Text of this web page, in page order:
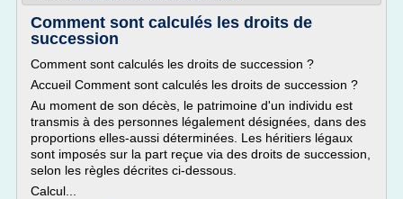
Comment sont calculés les droits de
succession
Comment sont calculés les droits de succession ?
Accueil Comment sont calculés les droits de succession ?
Au moment de son décès, le patrimoine d'un individu est
transmis à des personnes légalement désignées, dans des
proportions elles-aussi déterminées. Les héritiers légaux
sont imposés sur la part reçue via des droits de succession,
selon les règles décrites ci-dessous.
Calcul...